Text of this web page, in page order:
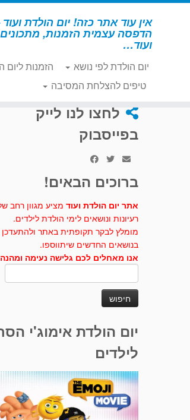
דלג
אין עוד אתר כזה! יום הולדת
הדפסה עצמית הזמנות,
ועוד…
יום הולדת לפי נושא הזמנות ליום
טיפים להצלחת המסיבה
דף הבית » נסיכה »פעילויות ומשחקים
לחצו לנו לייק
בפייסבוק
ברוכים הבאים!
אתר יום הולדת ועוד מציע מגוון רחב
רעיונות ונושאים לימי הולדת לילדים.
מומלץ לבקר תקופתית באתר ולהתעדכן
בנושאים החדשים שיתווספו.
אנו מאחלים לכם גלישה נעימה
יום הולדת אימוג'י
לילדים